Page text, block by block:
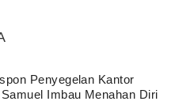
Penyegelan Kantor
Imbau Menahan Diri